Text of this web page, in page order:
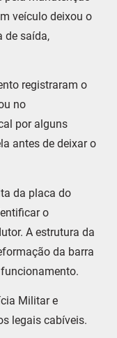
veículo deixou o
de saída,
registraram o
no
por alguns
antes de deixar o
da placa do
o
A estrutura da
da barra
Militar e
legais cabíveis.